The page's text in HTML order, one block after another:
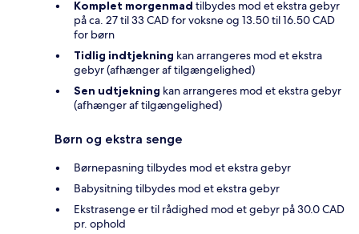
Komplet morgenmad tilbydes mod et ekstra gebyr
på ca. 27 til 33 CAD for voksne og 13.50 til 16.50 CAD
for børn
Tidlig indtjekning kan arrangeres mod et ekstra
gebyr (afhænger af tilgængelighed)
Sen udtjekning kan arrangeres mod et ekstra gebyr
(afhænger af tilgængelighed)
Børn og ekstra senge
Børnepasning tilbydes mod et ekstra gebyr
Babysitning tilbydes mod et ekstra gebyr
Ekstrasenge er til rådighed mod et gebyr på 30.0 CAD
pr. ophold